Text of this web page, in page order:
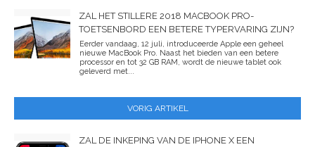
ZAL HET STILLERE 2018 MACBOOK PRO-
TOETSENBORD EEN BETERE TYPERVARING ZIJN?
Eerder vandaag, 12 juli, introduceerde Apple een geheel
nieuwe MacBook Pro. Naast het bieden van een betere
processor en tot 32 GB RAM, wordt de nieuwe tablet ook
geleverd met...
VORIG ARTIKEL
ZAL DE INKEPING VAN DE IPHONE X EEN